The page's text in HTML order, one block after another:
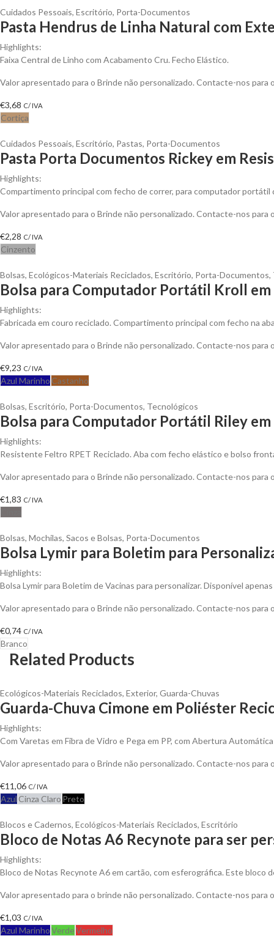
Cuidados Pessoais, Escritório, Porta-Documentos
Pasta Hendrus de Linha Natural com
Highlights:
Faixa Central de Linho com Acabamento Cru. Fecho Elástico.
Valor apresentado para o Brinde não personalizado. Contacte-nos
€3,68 C/ IVA
Cortiça
Cuidados Pessoais, Escritório, Pastas, Porta-Documentos
Pasta Porta Documentos Rickey em
Highlights:
Compartimento principal com fecho de correr, para computador portátil
Valor apresentado para o Brinde não personalizado. Contacte-nos
€2,28 C/ IVA
Cinzento
Bolsas, Ecológicos-Materiais Reciclados, Escritório, Porta-Documentos,
Bolsa para Computador Portátil Kroll
Highlights:
Fabricada em couro reciclado. Compartimento principal com fecho na
Valor apresentado para o Brinde não personalizado. Contacte-nos
€9,23 C/ IVA
Azul Marinho Castanho
Bolsas, Escritório, Porta-Documentos, Tecnológicos
Bolsa para Computador Portátil Riley
Highlights:
Resistente Feltro RPET Reciclado. Aba com fecho elástico e bolso
Valor apresentado para o Brinde não personalizado. Contacte-nos
€1,83 C/ IVA
Bolsas, Mochilas, Sacos e Bolsas, Porta-Documentos
Bolsa Lymir para Boletim para
Highlights:
Bolsa Lymir para Boletim de Vacinas para personalizar. Disponível
Valor apresentado para o Brinde não personalizado. Contacte-nos
€0,74 C/ IVA
Branco
Related Products
Ecológicos-Materiais Reciclados, Exterior, Guarda-Chuvas
Guarda-Chuva Cimone em Poliéster
Highlights:
Com Varetas em Fibra de Vidro e Pega em PP, com Abertura
Valor apresentado para o Brinde não personalizado. Contacte-nos
€11,06 C/ IVA
Azul Cinza Claro Preto
Blocos e Cadernos, Ecológicos-Materiais Reciclados, Escritório
Bloco de Notas A6 Recynote para ser
Highlights:
Bloco de Notas Recynote A6 em cartão, com esferográfica. Este bloco
Valor apresentado para o brinde não personalizado. Contacte-nos
€1,03 C/ IVA
Azul MarinhoVerdeVermelho